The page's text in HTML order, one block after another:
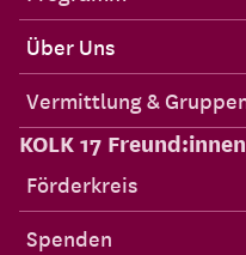
Über Uns
Vermittlung &
KOLK 17 Freund:innen
Förderkreis
Spenden